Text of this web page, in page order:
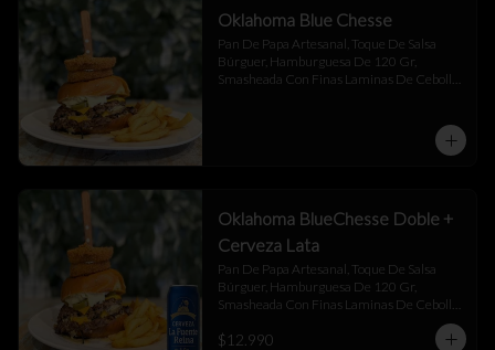
Oklahoma Blue Chesse
Pan De Papa Artesanal, Toque De Salsa
Búrguer, Hamburguesa De 120 Gr,
Smasheada Con Finas Laminas De Cebolla
Oklahoma BlueChesse Doble +
Cerveza Lata
Pan De Papa Artesanal, Toque De Salsa
Búrguer, Hamburguesa De 120 Gr,
Smasheada Con Finas Laminas De Cebolla
Jalapeño Y Toque De Salsa Búrguer .
$12.990